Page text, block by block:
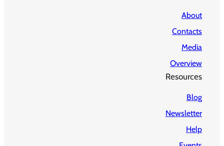
About
Contacts
Media
Overview
Resources
Blog
Newsletter
Help